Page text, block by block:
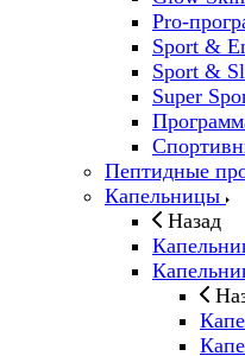
Pro-
Sport &
Sport &
Super
Пептидные
Капельницы
Назад